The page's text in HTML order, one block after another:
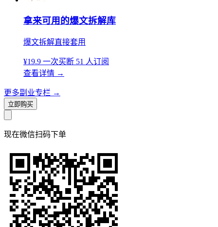
拿来可用的爆文拆解库
爆文拆解直接套用
¥19.9 一次买断 51 人订阅
查看详情 →
更多副业专栏 →
立即购买
现在微信扫码下单